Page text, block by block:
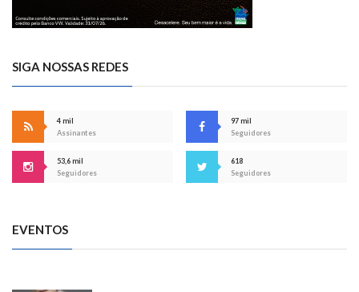
SIGA NOSSAS REDES
4 mil
Assinantes
97 mil
Seguidores
53,6 mil
Seguidores
618
Seguidores
EVENTOS